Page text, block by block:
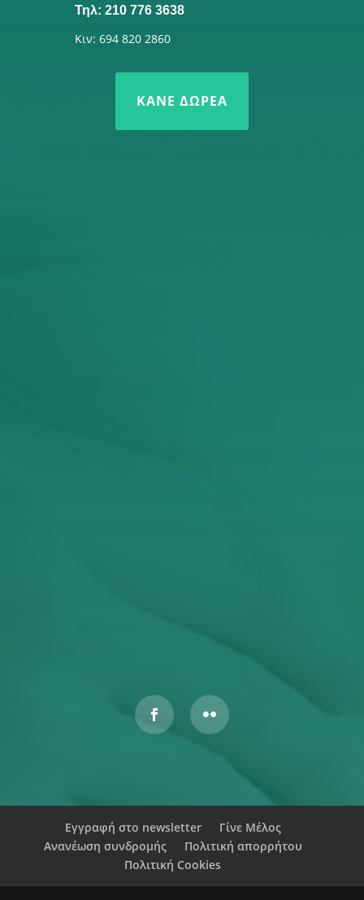
Τηλ: 210 776 3638
Κιν: 694 820 2860
ΚΆΝΕ ΔΩΡΕΆ
Εγγραφή στο newsletter
Γίνε Μέλος
Ανανέωση συνδρομής
Πολιτική απορρήτου
Πολιτική Cookies